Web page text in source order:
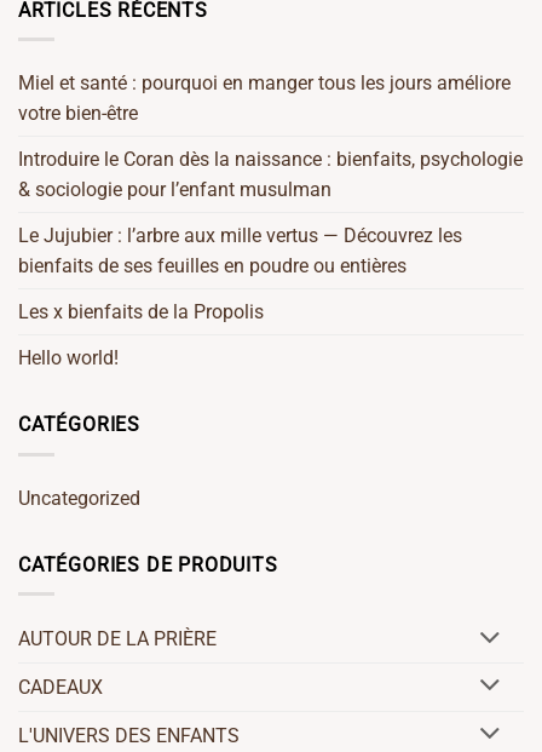
ARTICLES RÉCENTS
Miel et santé : pourquoi en manger tous les jours améliore
votre bien-être
Introduire le Coran dès la naissance : bienfaits, psychologie
& sociologie pour l’enfant musulman
Le Jujubier : l’arbre aux mille vertus — Découvrez les
bienfaits de ses feuilles en poudre ou entières
Les x bienfaits de la Propolis
Hello world!
CATÉGORIES
Uncategorized
CATÉGORIES DE PRODUITS
AUTOUR DE LA PRIÈRE
CADEAUX
L'UNIVERS DES ENFANTS